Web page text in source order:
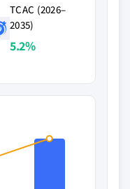
TCAC (2026–
2035)
5.2%